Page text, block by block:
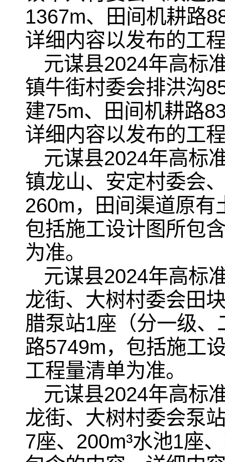
1367m、田间机耕路
详细内容以发布的工
元谋县2024年高标
镇牛街村委会排洪沟
建75m、田间机耕路
详细内容以发布的工
元谋县2024年高标
镇龙山、安定村委会
260m，田间渠道原有
包括施工设计图所包
为准。
元谋县2024年高标
龙街、大树村委会田
腊泵站1座（分一级
路5749m，包括施工
工程量清单为准。
元谋县2024年高标
龙街、大树村委会泵
7座、200m³水池1座